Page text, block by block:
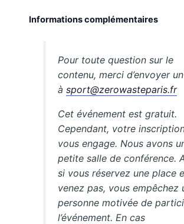
Informations complémentaires
Pour toute question sur le
contenu, merci d’envoyer
àsport@zerowasteparis.fr
Cet événement est gratuit.
Cependant, votre
vous engage. Nous avons
petite salle de conférence.
si vous réservez une place
venez pas, vous empêchez
personne motivée de
l’événement. En cas